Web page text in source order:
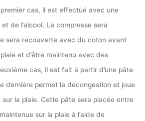
cas, il est effectué avec une
de l’alcool. La compresse sera
sera recouverte avec du coton avant
et d’être maintenu avec des
cas, il est fait à partir d’une pâte
dernière permet la décongestion et joue
sur la plaie. Cette pâte sera placée entre
sur la plaie à l’aide de